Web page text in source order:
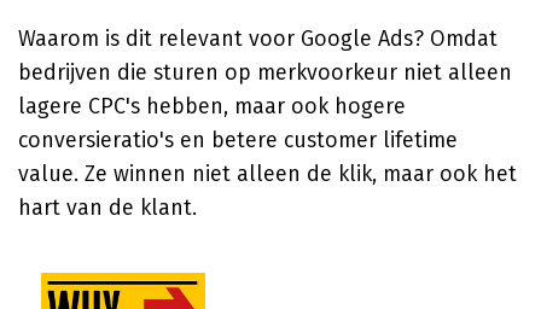
Waarom is dit relevant voor Google Ads? Omdat
bedrijven die sturen op merkvoorkeur niet alleen
lagere CPC's hebben, maar ook hogere
conversieratio's en betere customer lifetime
value. Ze winnen niet alleen de klik, maar ook het
hart van de klant.